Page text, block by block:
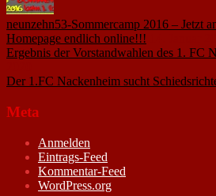
neunzehn53-Sommercamp 2016 – Jetzt
Homepage endlich online!!!
Ergebnis der Vorstandwahlen des 1. FC
Der 1.FC Nackenheim sucht
Meta
Anmelden
Eintrags-Feed
Kommentar-Feed
WordPress.org